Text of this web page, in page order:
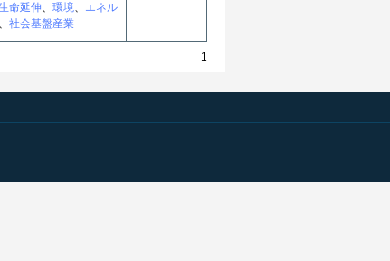
命延伸、 環境、 エネル
、 社会基盤産業
1